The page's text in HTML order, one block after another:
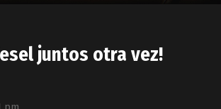
juntos otra vez!